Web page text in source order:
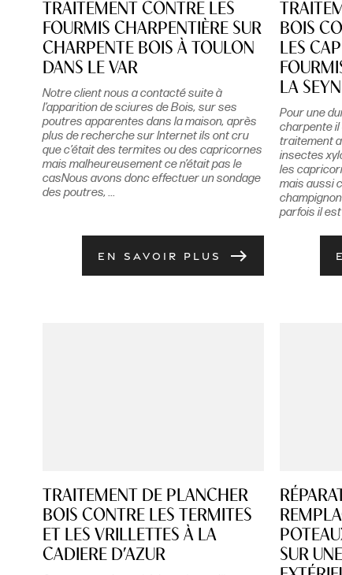
TRAITEMENT CONTRE LES
FOURMIS CHARPENTIÈRE SUR
CHARPENTE BOIS À TOULON
DANS LE VAR
Notre client nous a contacté suite à
l’apparition de sciures de Bois, sur ses
poutres apparentes dans la maison, après
plus de recherche sur Internet ils ont cru
que c’était des termites ou des capricornes
mais malheureusement ce n’était pas le
casNous avons donc effectuer un sondage
des poutres, ...
EN SAVOIR PLUS east
BOIS
LES
LA
Pour une
charpente
traitement
insectes
les
mais aussi
parfois il
TRAITEMENT DE PLANCHER
BOIS CONTRE LES TERMITES
ET LES VRILLETTES À LA
CADIERE D’AZUR
SUR